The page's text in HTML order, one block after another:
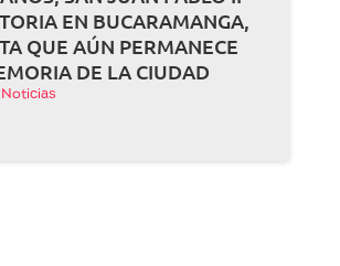
EN BUCARAMANGA,
QUE AÚN PERMANECE
DE LA CIUDAD
Noticias